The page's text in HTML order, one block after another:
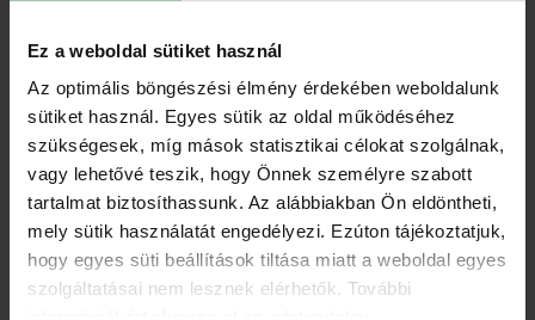
Ez a weboldal sütiket használ
Az optimális böngészési élmény érdekében weboldalunk
sütiket használ. Egyes sütik az oldal működéséhez
szükségesek, míg mások statisztikai célokat szolgálnak,
vagy lehetővé teszik, hogy Önnek személyre szabott
tartalmat biztosíthassunk. Az alábbiakban Ön eldöntheti,
mely sütik használatát engedélyezi. Ezúton tájékoztatjuk,
hogy egyes süti beállítások tiltása miatt a weboldal egyes
szolgáltatásai nem lesznek elérhetők. További
Kedvencek Összes
Piri-piri csirke salátával